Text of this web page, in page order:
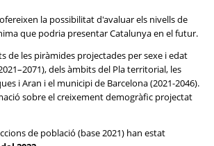
la possibilitat d'avaluar els nivells de
que podria presentar Catalunya en el futur.
de les piràmides projectades per sexe i edat
dels àmbits del Pla territorial, les
i Aran i el municipi de Barcelona (2021-2046).
sobre el creixement demogràfic projectat
de població (base 2021) han estat